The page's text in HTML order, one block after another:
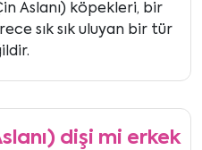
Aslanı) köpekleri, bir
sık sık uluyan bir tür
dişi mi erkek